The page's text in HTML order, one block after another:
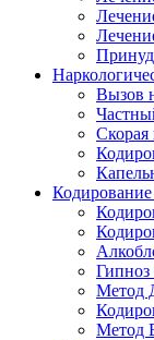
Вызов
Скорая
Кодирование
Гипноз
Метод
Метод